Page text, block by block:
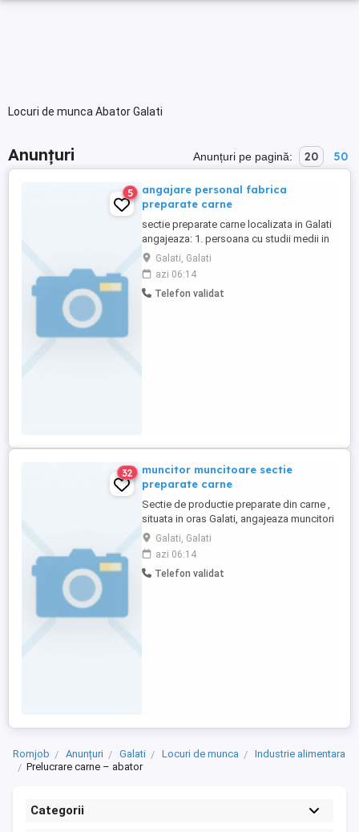
Locuri de munca Abator Galati
Anunțuri Anunțuri pe pagină: 20 50
5
angajare personal fabrica
preparate carne
sectie preparate carne localizata in Galati
angajeaza: 1. persoana cu studii medii in
vederea intocmirii rapoartelor de gestiune
si productie. experienta in gestionarea
stocurilor sau contabilitate primara. varsta
cuprinsa intre 35-45 ani. 2. persoana cu
Galati, Galati
azi 06:14
Telefon validat
32
muncitor muncitoare sectie
preparate carne
Sectie de productie preparate din carne ,
situata in oras Galati, angajeaza muncitori
necalificati : -femei pentru curatenie in
sectia de productie si spalat navete
program fix tura 1 6.30-15 si tura 2 12.30-
21 cei interesati vor trimite cv cu date
Galati, Galati
azi 06:14
Telefon validat
Romjob Anunțuri Galati Locuri de munca
Industrie alimentara
Prelucrare carne – abator
Categorii